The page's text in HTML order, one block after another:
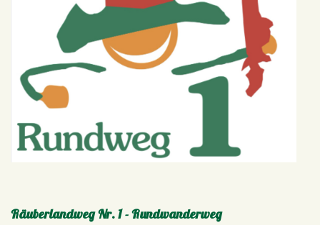
Räuberlandweg Nr. 1 - Rundwanderweg